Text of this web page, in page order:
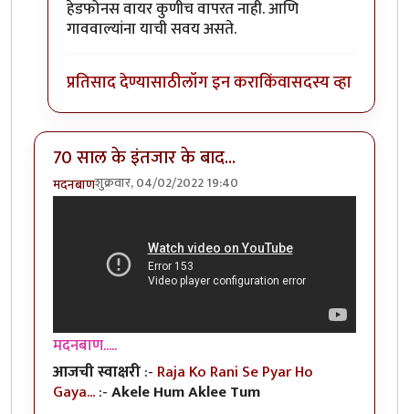
In reply toछान पण ..byहेमंतकुमार
हेडफोनस वायर कुणीच वापरत नाही. आणि
गाववाल्यांना याची सवय असते.
प्रतिसाद देण्यासाठीलॉग इन कराकिंवासदस्य व्हा
70 साल के इंतजार के बाद...
मदनबाणशुक्रवार, 04/02/2022 19:40
मदनबाण.....
आजची स्वाक्षरी:- Raja Ko Rani Se Pyar Ho
Gaya...:-Akele Hum Aklee Tum